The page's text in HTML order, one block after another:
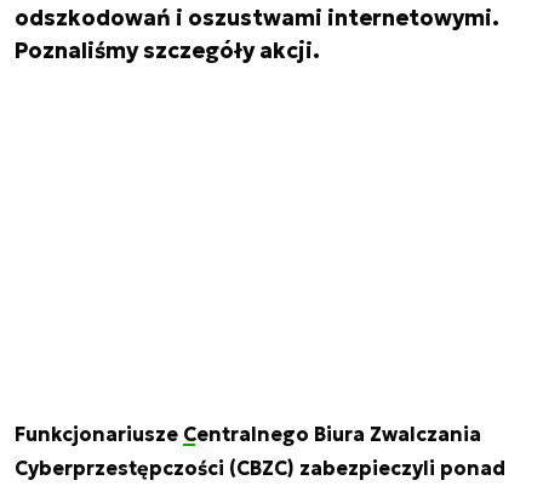
odszkodowań i oszustwami internetowymi.
Poznaliśmy szczegóły akcji.
Funkcjonariusze Centralnego Biura Zwalczania
Cyberprzestępczości (CBZC) zabezpieczyli ponad